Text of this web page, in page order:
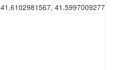
41.6102981567, 41.5997009277